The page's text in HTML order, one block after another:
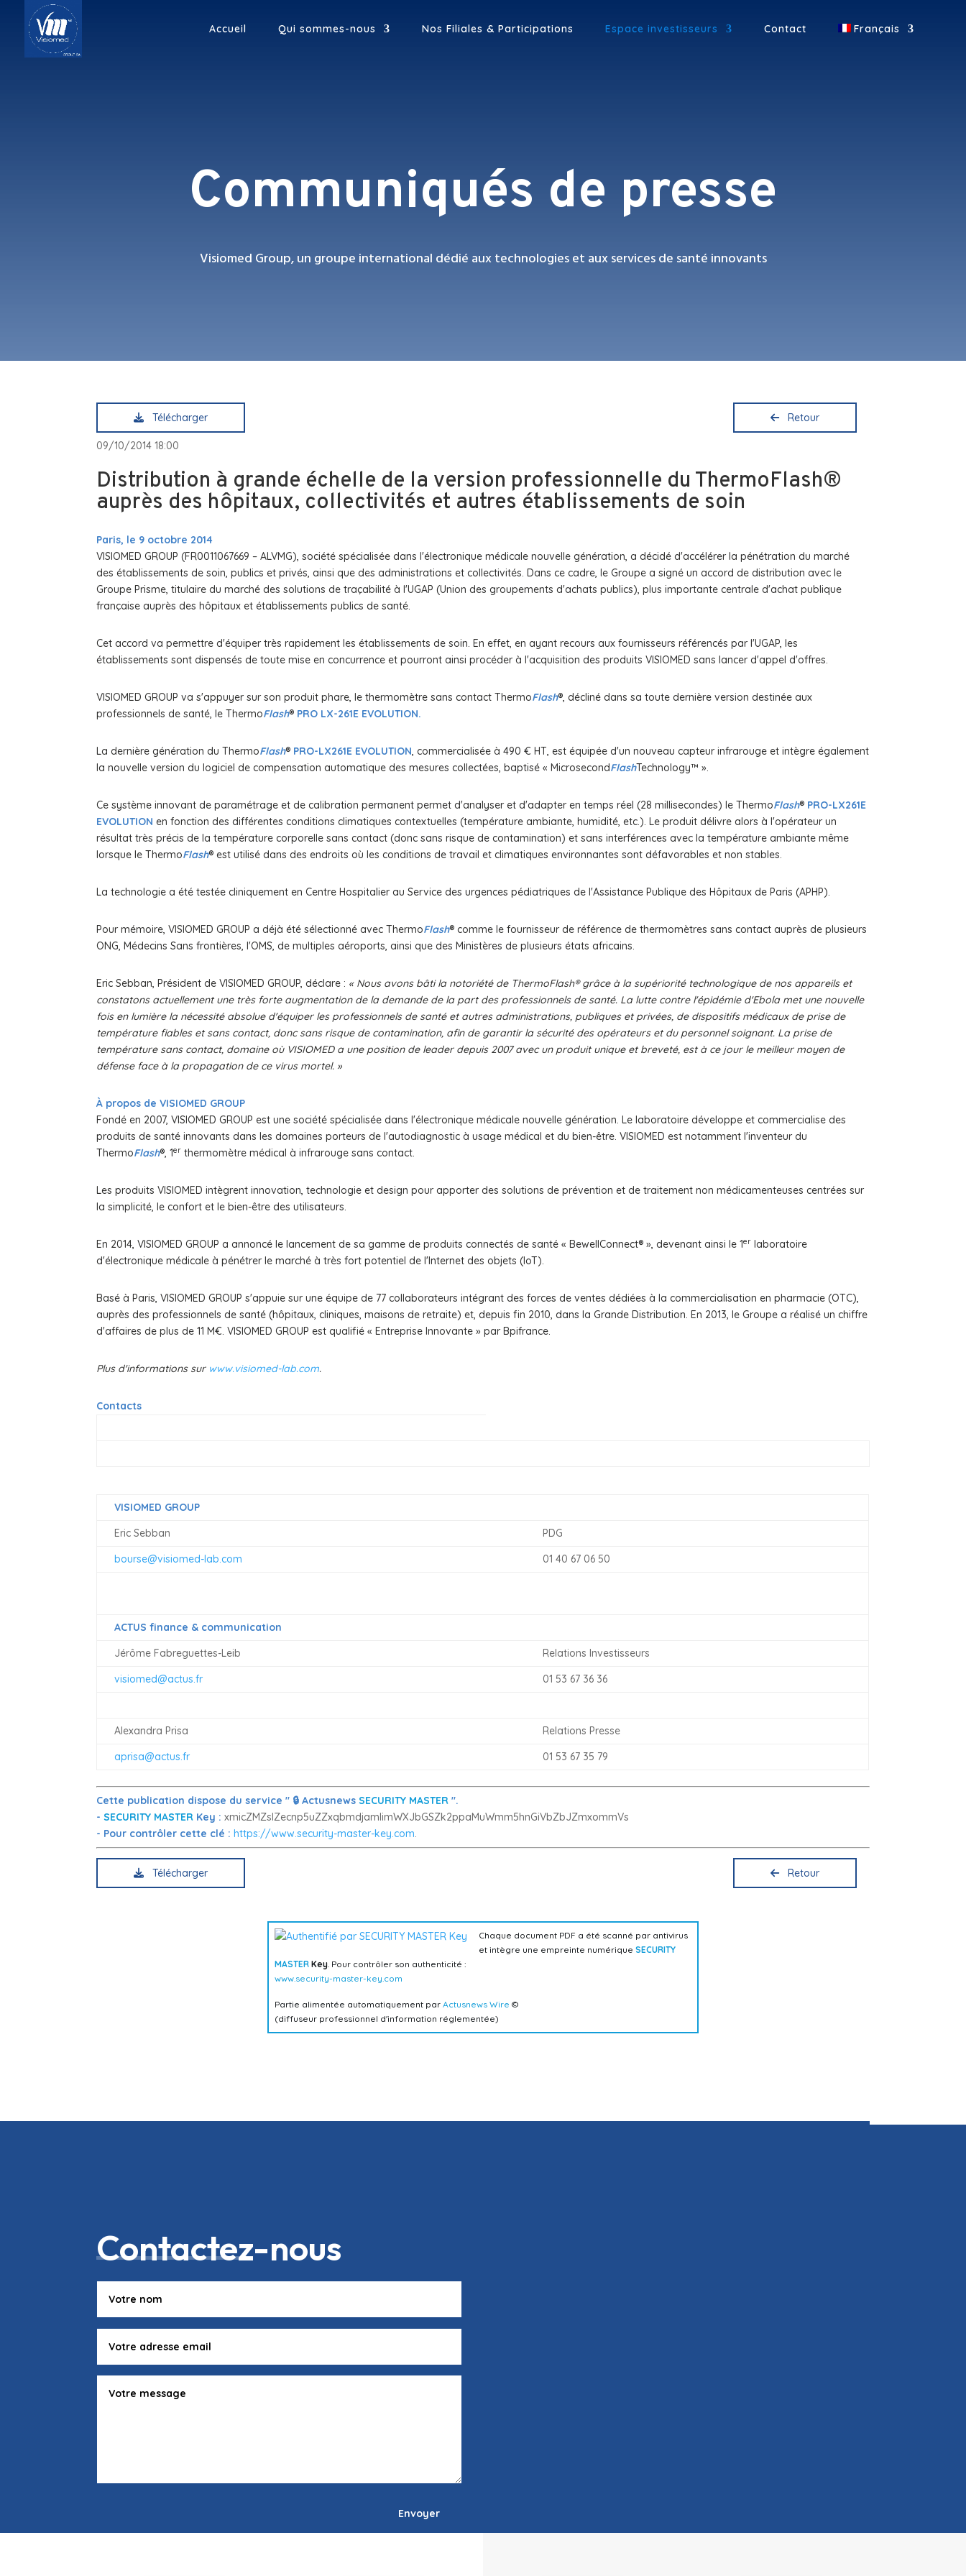
Accueil Qui sommes-nous Nos Filiales & Participations Espace investisseurs Contact Français
Communiqués de presse
Visiomed Group, un groupe international dédié aux technologies et aux services de santé innovants
Télécharger Retour
09/10/2014 18:00
Distribution à grande échelle de la version professionnelle du ThermoFlash®
auprès des hôpitaux, collectivités et autres établissements de soin
Paris, le 9 octobre 2014
VISIOMED GROUP (FR0011067669 – ALVMG), société spécialisée dans l'électronique médicale nouvelle génération, a décidé d'accélérer la pénétration du marché
des établissements de soin, publics et privés, ainsi que des administrations et collectivités. Dans ce cadre, le Groupe a signé un accord de distribution avec le
Groupe Prisme, titulaire du marché des solutions de traçabilité à l'UGAP (Union des groupements d'achats publics), plus importante centrale d'achat publique
française auprès des hôpitaux et établissements publics de santé.
Cet accord va permettre d'équiper très rapidement les établissements de soin. En effet, en ayant recours aux fournisseurs référencés par l'UGAP, les
établissements sont dispensés de toute mise en concurrence et pourront ainsi procéder à l'acquisition des produits VISIOMED sans lancer d'appel d'offres.
VISIOMED GROUP va s'appuyer sur son produit phare, le thermomètre sans contact ThermoFlash®, décliné dans sa toute dernière version destinée aux
professionnels de santé, le ThermoFlash® PRO LX-261E EVOLUTION.
La dernière génération du ThermoFlash® PRO-LX261E EVOLUTION, commercialisée à 490 € HT, est équipée d'un nouveau capteur infrarouge et intègre également
la nouvelle version du logiciel de compensation automatique des mesures collectées, baptisé « MicrosecondFlashTechnology™ ».
Ce système innovant de paramétrage et de calibration permanent permet d'analyser et d'adapter en temps réel (28 millisecondes) le ThermoFlash® PRO-LX261E
EVOLUTION en fonction des différentes conditions climatiques contextuelles (température ambiante, humidité, etc.). Le produit délivre alors à l'opérateur un
résultat très précis de la température corporelle sans contact (donc sans risque de contamination) et sans interférences avec la température ambiante même
lorsque le ThermoFlash® est utilisé dans des endroits où les conditions de travail et climatiques environnantes sont défavorables et non stables.
La technologie a été testée cliniquement en Centre Hospitalier au Service des urgences pédiatriques de l'Assistance Publique des Hôpitaux de Paris (APHP).
Pour mémoire, VISIOMED GROUP a déjà été sélectionné avec ThermoFlash® comme le fournisseur de référence de thermomètres sans contact auprès de plusieurs
ONG, Médecins Sans frontières, l'OMS, de multiples aéroports, ainsi que des Ministères de plusieurs états africains.
Eric Sebban, Président de VISIOMED GROUP, déclare : « Nous avons bâti la notoriété de ThermoFlash® grâce à la supériorité technologique de nos appareils et
constatons actuellement une très forte augmentation de la demande de la part des professionnels de santé. La lutte contre l'épidémie d'Ebola met une nouvelle
fois en lumière la nécessité absolue d'équiper les professionnels de santé et autres administrations, publiques et privées, de dispositifs médicaux de prise de
température fiables et sans contact, donc sans risque de contamination, afin de garantir la sécurité des opérateurs et du personnel soignant. La prise de
température sans contact, domaine où VISIOMED a une position de leader depuis 2007 avec un produit unique et breveté, est à ce jour le meilleur moyen de
défense face à la propagation de ce virus mortel. »
À propos de VISIOMED GROUP
Fondé en 2007, VISIOMED GROUP est une société spécialisée dans l'électronique médicale nouvelle génération. Le laboratoire développe et commercialise des
produits de santé innovants dans les domaines porteurs de l'autodiagnostic à usage médical et du bien-être. VISIOMED est notamment l'inventeur du
ThermoFlash®, 1er thermomètre médical à infrarouge sans contact.
Les produits VISIOMED intègrent innovation, technologie et design pour apporter des solutions de prévention et de traitement non médicamenteuses centrées sur
la simplicité, le confort et le bien-être des utilisateurs.
En 2014, VISIOMED GROUP a annoncé le lancement de sa gamme de produits connectés de santé « BewellConnect® », devenant ainsi le 1er laboratoire
d'électronique médicale à pénétrer le marché à très fort potentiel de l'Internet des objets (IoT).
Basé à Paris, VISIOMED GROUP s'appuie sur une équipe de 77 collaborateurs intégrant des forces de ventes dédiées à la commercialisation en pharmacie (OTC),
auprès des professionnels de santé (hôpitaux, cliniques, maisons de retraite) et, depuis fin 2010, dans la Grande Distribution. En 2013, le Groupe a réalisé un chiffre
d'affaires de plus de 11 M€. VISIOMED GROUP est qualifié « Entreprise Innovante » par Bpifrance.
Plus d'informations sur www.visiomed-lab.com.
Contacts
VISIOMED GROUP
Eric Sebban
PDG
bourse@visiomed-lab.com
01 40 67 06 50
ACTUS finance & communication
Jérôme Fabreguettes-Leib
Relations Investisseurs
visiomed@actus.fr
01 53 67 36 36
Alexandra Prisa
Relations Presse
aprisa@actus.fr
01 53 67 35 79
Cette publication dispose du service " 🔒 ActusnewsSECURITY MASTER ".
-SECURITY MASTER Key : xmicZMZslZecnp5uZZxqbmdjamlimWXJbGSZk2ppaMuWmm5hnGiVbZbJZmxommVs
- Pour contrôler cette clé : https://www.security-master-key.com.
Télécharger Retour
Chaque document PDF a été scanné par antivirus
et intègre une empreinte numérique SECURITY
MASTER Key. Pour contrôler son authenticité :
www.security-master-key.com
Partie alimentée automatiquement par Actusnews Wire ©
(diffuseur professionnel d'information réglementée)
Contactez-nous
Envoyer